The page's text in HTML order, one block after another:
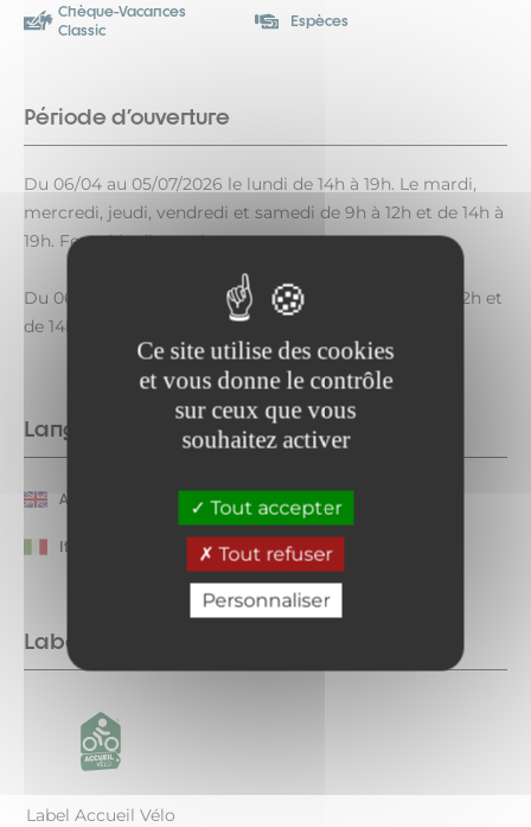
Ce site utilise des cookies
et vous donne le contrôle
sur ceux que vous
souhaitez activer
Tout accepter
Tout refuser
Personnaliser
Chèque-Vacances
Classic
Espèces
Période d'ouverture
Du 06/04 au 05/07/2026 le lundi de 14h à 19h. Le mardi,
mercredi, jeudi, vendredi et samedi de 9h à 12h et de 14h à
19h. Fermé le dimanche.
Du 06/07 au 23/08/2026 du lundi au samedi de 9h à 12h et
de 14h à 19h. Fermé le dimanche.
Langues parlées
Anglais Français
Italien
Labels
Label Accueil Vélo